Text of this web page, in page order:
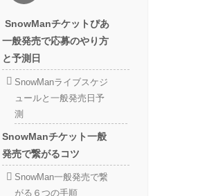
SnowManチケットぴあ
一般発売で応募のやり方
と予測日
SnowManライブスケジ
ュールと一般発売日予
測
SnowManチケット一般
発売で繋がるコツ
SnowMan一般発売で繋
がる６つの手順